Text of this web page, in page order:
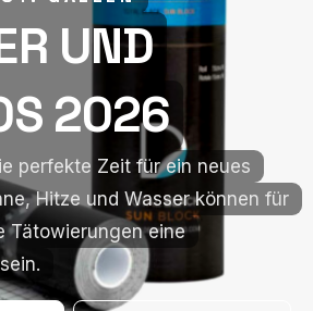
UND
2026
perfekte Zeit für ein neues
Hitze und Wasser können für
Tätowierungen eine
UND
2026
perfekte Zeit für ein neues
Hitze und Wasser können für
Tätowierungen eine